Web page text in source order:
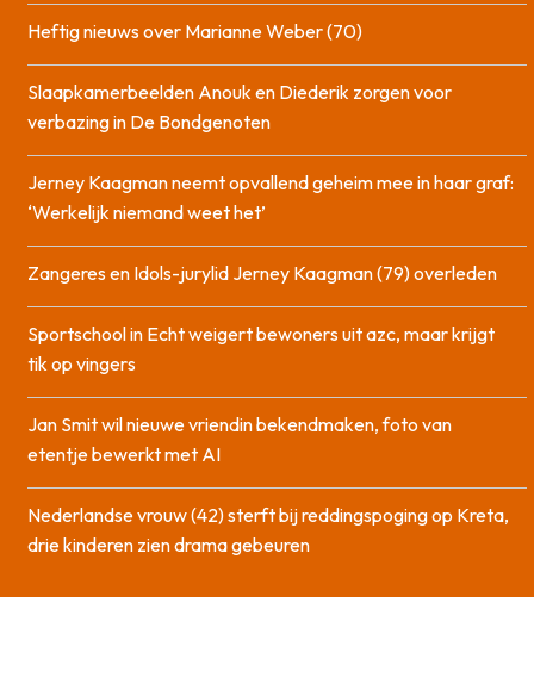
Heftig nieuws over Marianne Weber (70)
Slaapkamerbeelden Anouk en Diederik zorgen voor
verbazing in De Bondgenoten
Jerney Kaagman neemt opvallend geheim mee in haar graf:
‘Werkelijk niemand weet het’
Zangeres en Idols-jurylid Jerney Kaagman (79) overleden
Sportschool in Echt weigert bewoners uit azc, maar krijgt
tik op vingers
Jan Smit wil nieuwe vriendin bekendmaken, foto van
etentje bewerkt met AI
Nederlandse vrouw (42) sterft bij reddingspoging op Kreta,
drie kinderen zien drama gebeuren